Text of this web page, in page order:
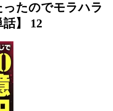
たのでモラハラ
】 12